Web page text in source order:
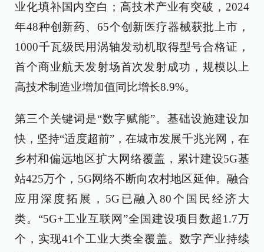
业化填补国内空白；高技术产业有突破，2024
年48种创新药、65个创新医疗器械获批上市，
1000千瓦级民用涡轴发动机取得型号合格证，
首个商业航天发射场首次发射成功，规模以上
高技术制造业增加值同比增长8.9%。
第三个关键词是“数字赋能”。基础设施建设加
快，坚持“适度超前”，在城市发展千兆光网，在
乡村和偏远地区扩大网络覆盖，累计建设5G基
站425万个，5G网络不断向农村地区延伸。融合
应用深度拓展，5G已融入80个国民经济大
类。“5G+工业互联网”全国建设项目数超1.7万
个，实现41个工业大类全覆盖。数字产业持续